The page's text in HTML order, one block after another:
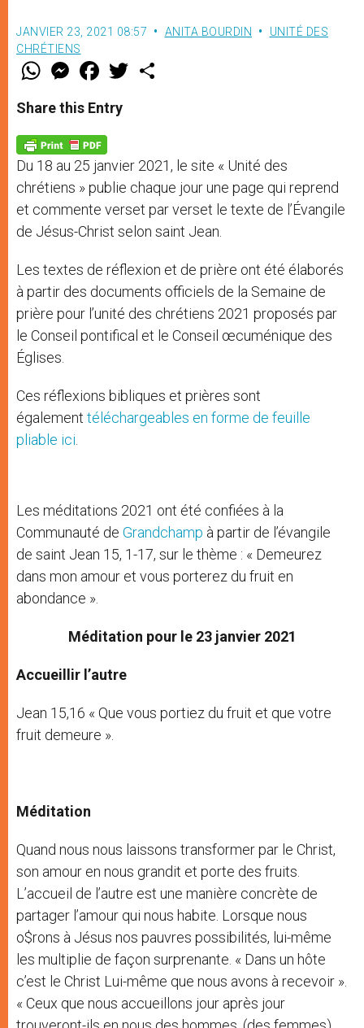
JANVIER 23, 2021 08:57 ANITA BOURDIN
UNITÉ DES
CHRÉTIENS
W
t
s
p
p
M
e
s
e
g
e
r
F
a
e
b
o
k
w
Share this Entry
Du 18 au 25 janvier 2021, le site « Unité des
chrétiens » publie chaque jour une page qui reprend
et commente verset par verset le texte de l’Évangile
de Jésus-Christ selon saint Jean.
Les textes de réflexion et de prière ont été élaborés
à partir des documents officiels de la Semaine de
prière pour l’unité des chrétiens 2021 proposés par
le Conseil pontifical et le Conseil œcuménique des
Églises.
Ces réflexions bibliques et prières sont
également téléchargeables en forme de feuille
pliable ici
Les méditations 2021 ont été confiées à la
Communauté de Grandchamp à partir de l’évangile
de saint Jean 15, 1-17, sur le thème : « Demeurez
dans mon amour et vous porterez du fruit en
abondance ».
Méditation pour le 23 janvier 2021
Accueillir l’autre
Jean 15,16 « Que vous portiez du fruit et que votre
fruit demeure ».
Méditation
Quand nous nous laissons transformer par le Christ,
son amour en nous grandit et porte des fruits.
L’accueil de l’autre est une manière concrète de
partager l’amour qui nous habite. Lorsque nous
o$rons à Jésus nos pauvres possibilités, lui-même
les multiplie de façon surprenante. « Dans un hôte
c’est le Christ Lui-même que nous avons à recevoir ».
« Ceux que nous accueillons jour après jour